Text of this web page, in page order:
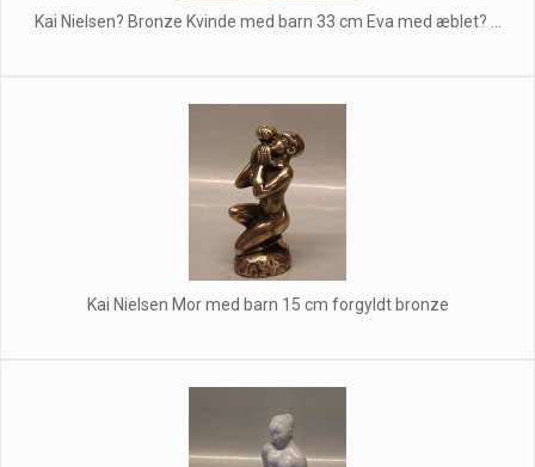
Kai Nielsen? Bronze Kvinde med barn 33 cm Eva med æblet? ...
Kai Nielsen Mor med barn 15 cm forgyldt bronze